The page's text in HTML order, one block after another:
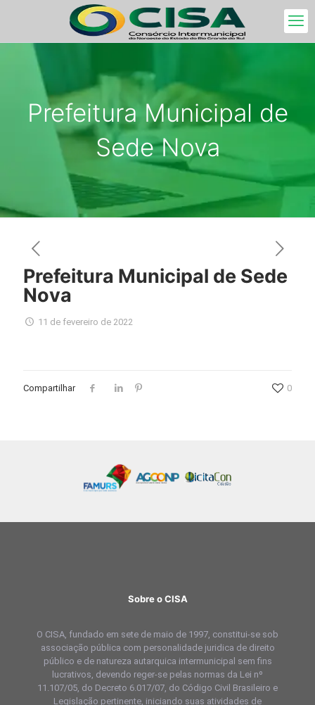
Prefeitura Municipal de
Sede Nova
Prefeitura Municipal de Sede
Nova
11 de fevereiro de 2022
Compartilhar 0
Sobre o CISA
O CISA, fundado em sete de maio de 1997, constitui-se sob
associação pública com personalidade juridica de direito
público e de natureza autarquica intermunicipal sem fins
lucrativos, devendo reger-se pelas normas da Lei nº
11.107/05, do Decreto 6.017/07, do Código Civil Brasileiro e
Legislação pertinente, iniciando suas atividades de